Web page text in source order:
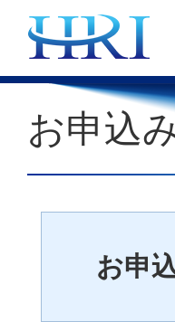
お申込
お申